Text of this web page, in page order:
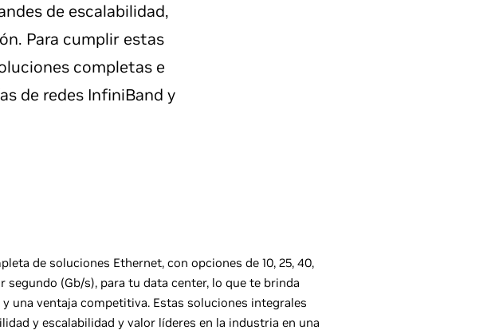
de escalabilidad,
Para cumplir estas
completas e
de redes InfiniBand y
de soluciones Ethernet, con opciones de 10, 25, 40,
segundo (Gb/s), para tu data center, lo que te brinda
una ventaja competitiva. Estas soluciones integrales
y escalabilidad y valor líderes en la industria en una